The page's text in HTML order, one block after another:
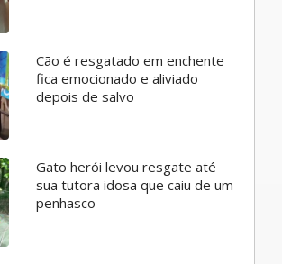
Cão é resgatado em enchente
fica emocionado e aliviado
depois de salvo
Gato herói levou resgate até
sua tutora idosa que caiu de um
penhasco